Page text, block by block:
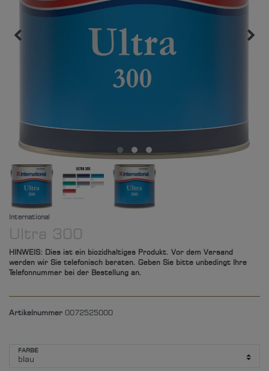
International
Ultra 300
HINWEIS: Dies ist ein biozidhaltiges Produkt. Vor dem Versand
werden wir Sie telefonisch beraten. Geben Sie bitte unbedingt Ihre
Telefonnummer bei der Bestellung an.
Artikelnummer 0072525000
FARBE